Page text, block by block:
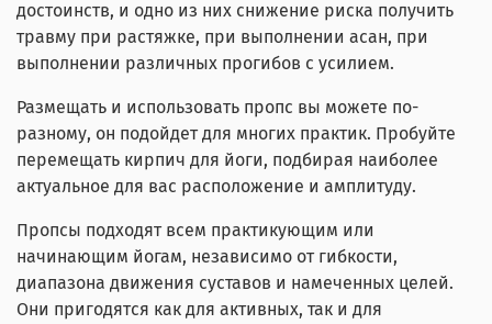
достоинств, и одно из них снижение риска получить
травму при растяжке, при выполнении асан, при
выполнении различных прогибов с усилием.
Размещать и использовать пропс вы можете по-
разному, он подойдет для многих практик. Пробуйте
перемещать кирпич для йоги, подбирая наиболее
актуальное для вас расположение и амплитуду.
Пропсы подходят всем практикующим или
начинающим йогам, независимо от гибкости,
диапазона движения суставов и намеченных целей.
Они пригодятся как для активных, так и для